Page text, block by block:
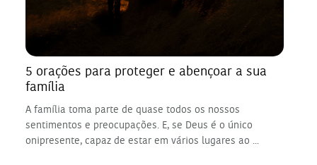
5 orações para proteger e abençoar a sua
família
A família toma parte de quase todos os nossos
sentimentos e preocupações. E, se Deus é o único
onipresente, capaz de estar em vários lugares ao ...